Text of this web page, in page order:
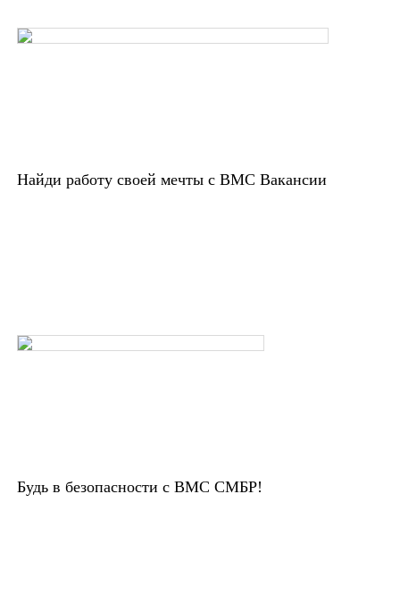
Найди работу своей мечты с ВМС Вакансии
Будь в безопасности с ВМС СМБР!